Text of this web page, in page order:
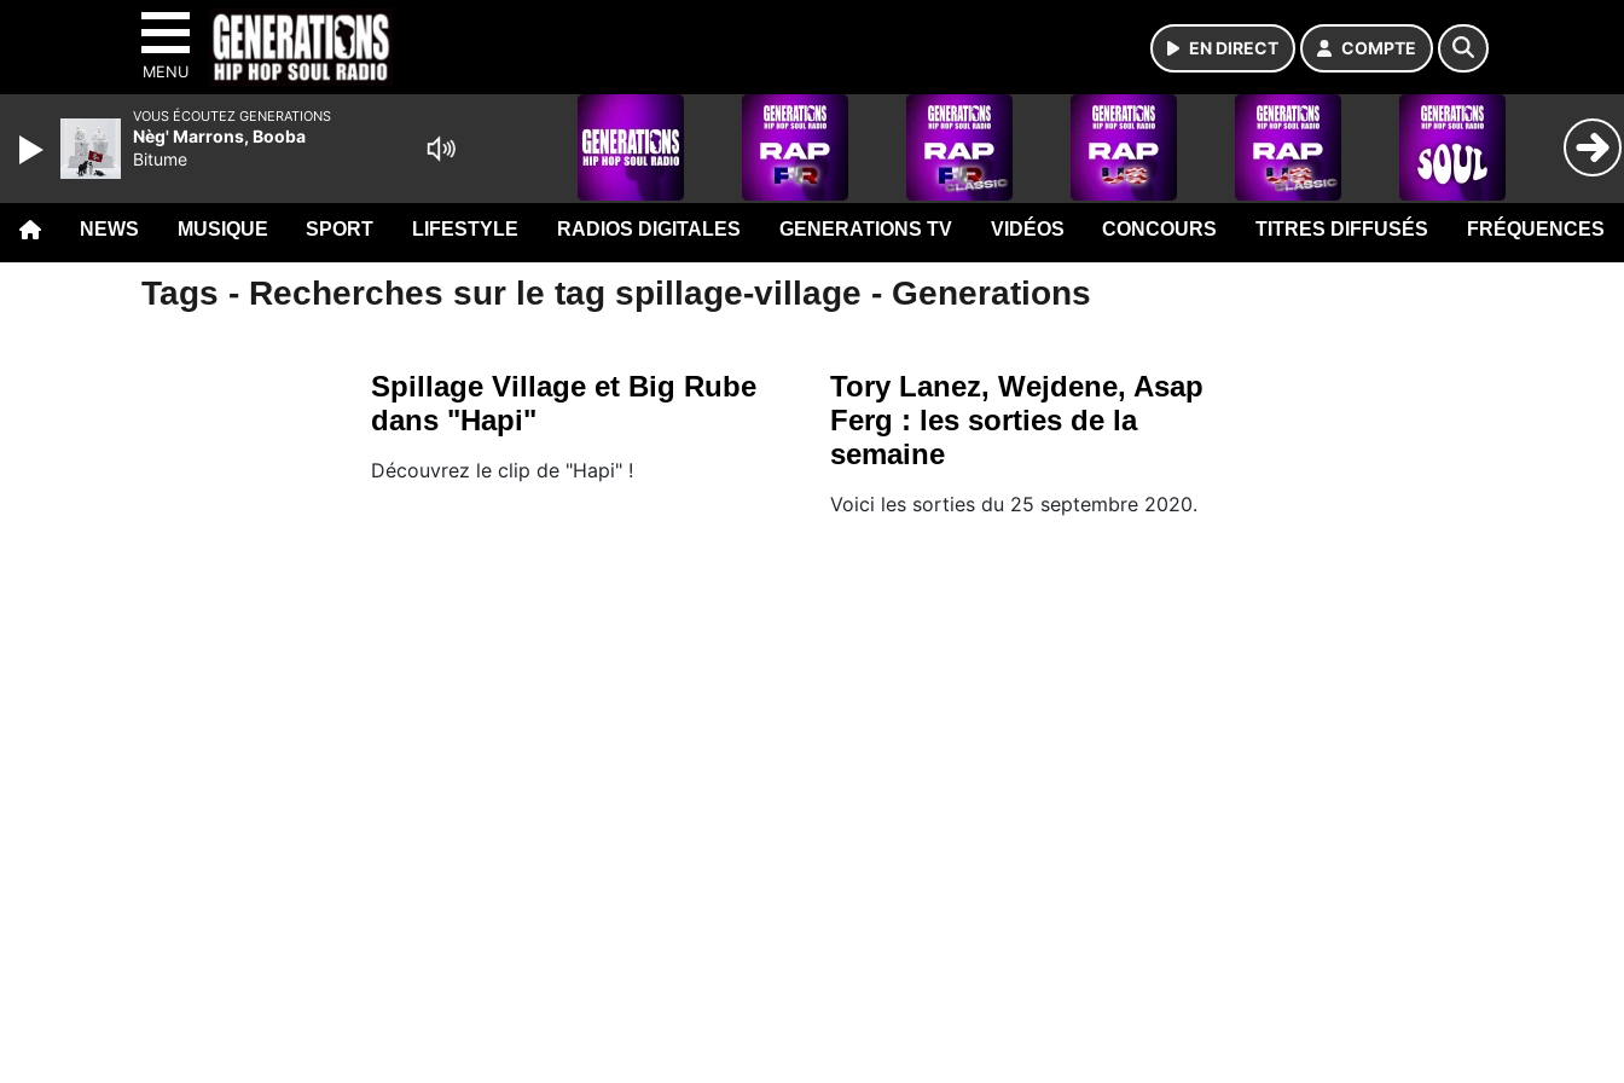
MENU
EN DIRECT COMPTE
NEWS MUSIQUE SPORT LIFESTYLE RADIOS DIGITALES GENERATIONS TV VIDÉOS CONCOURS TITRES DIFFUSÉS FRÉQUENCES
Tags - Recherches sur le tag spillage-village - Generations
Spillage Village et Big Rube
dans "Hapi"
Découvrez le clip de "Hapi" !
Tory Lanez, Wejdene, Asap
Ferg : les sorties de la
semaine
Voici les sorties du 25 septembre 2020.
VOUS ÉCOUTEZ GENERATIONS
Nèg' Marrons, Booba
Bitume